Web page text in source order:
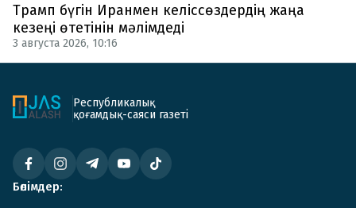
Трамп бүгін Иранмен келіссөздердің жаңа
кезеңі өтетінін мәлімдеді
3 августа 2026, 10:16
Республикалық
қоғамдық-саяси газеті
Бөлімдер: